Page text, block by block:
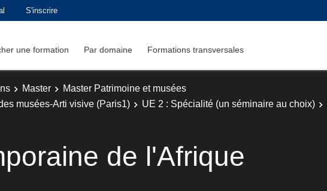
S'inscrire
une formation Par domaine Formations transversales
Master
Master Patrimoine et musées
musées-Arti visive (Paris1)
UE 2 : Spécialité (un séminaire au choix)
de l'Afrique